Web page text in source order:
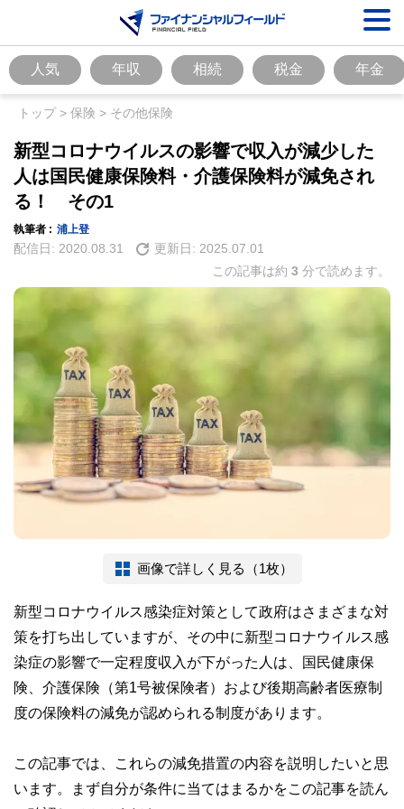
人気 年収 相続 税金 年金
トップ> 保険 > その他保険
新型コロナウイルスの影響で収入が減少した
人は国民健康保険料・介護保険料が減免され
る！ その1
執筆者 : 浦上登
配信日: 2020.08.31 更新日: 2025.07.01
この記事は約 3 分で読めます。
画像で詳しく見る（1枚）
新型コロナウイルス感染症対策として政府はさまざまな対
策を打ち出していますが、その中に新型コロナウイルス感
染症の影響で一定程度収入が下がった人は、国民健康保
険、介護保険（第1号被保険者）および後期高齢者医療制
度の保険料の減免が認められる制度があります。
この記事では、これらの減免措置の内容を説明したいと思
います。まず自分が条件に当てはまるかをこの記事を読ん